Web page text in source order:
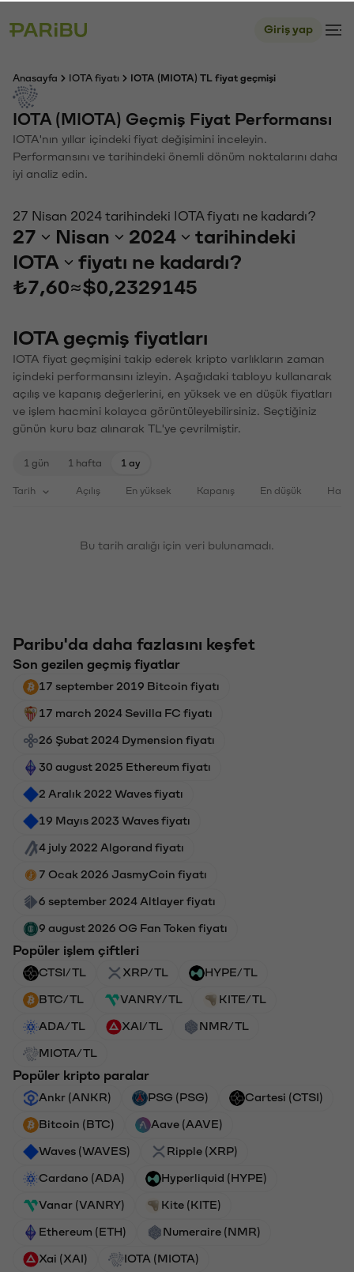
Giriş yap
Anasayfa IOTA fiyatı IOTA (MIOTA) TL fiyat geçmişi
IOTA (MIOTA) Geçmiş Fiyat Performansı
IOTA'nın yıllar içindeki fiyat değişimini inceleyin.
Performansını ve tarihindeki önemli dönüm noktalarını daha
iyi analiz edin.
27 Nisan 2024 tarihindeki IOTA fiyatı ne kadardı?
27 Nisan 2024
tarihindeki
IOTA
fiyatı ne kadardı?
₺7,60≈$0,2329145
IOTA geçmiş fiyatları
IOTA fiyat geçmişini takip ederek kripto varlıkların zaman
içindeki performansını izleyin. Aşağıdaki tabloyu kullanarak
açılış ve kapanış değerlerini, en yüksek ve en düşük fiyatları
ve işlem hacmini kolayca görüntüleyebilirsiniz. Seçtiğiniz
günün kuru baz alınarak TL'ye çevrilmiştir.
1 gün 1 hafta 1 ay
Tarih Açılış En yüksek Kapanış En düşük
Bu tarih aralığı için veri bulunamadı.
Paribu'da daha fazlasını keşfet
Son gezilen geçmiş fiyatlar
17 september 2019 Bitcoin fiyatı
17 march 2024 Sevilla FC fiyatı
26 Şubat 2024 Dymension fiyatı
30 august 2025 Ethereum fiyatı
2 Aralık 2022 Waves fiyatı
19 Mayıs 2023 Waves fiyatı
4 july 2022 Algorand fiyatı
7 Ocak 2026 JasmyCoin fiyatı
6 september 2024 Altlayer fiyatı
9 august 2026 OG Fan Token fiyatı
Popüler işlem çiftleri
CTSI/TL XRP/TL HYPE/TL
BTC/TL VANRY/TL KITE/TL
ADA/TL XAI/TL NMR/TL
MIOTA/TL
Popüler kripto paralar
Ankr (ANKR) PSG (PSG) Cartesi (CTSI)
Bitcoin (BTC) Aave (AAVE)
Waves (WAVES) Ripple (XRP)
Cardano (ADA) Hyperliquid (HYPE)
Vanar (VANRY) Kite (KITE)
Ethereum (ETH) Numeraire (NMR)
Xai (XAI) IOTA (MIOTA)